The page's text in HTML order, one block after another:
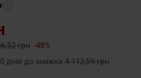
грн -48%
днів до знижки 4 112,59 грн